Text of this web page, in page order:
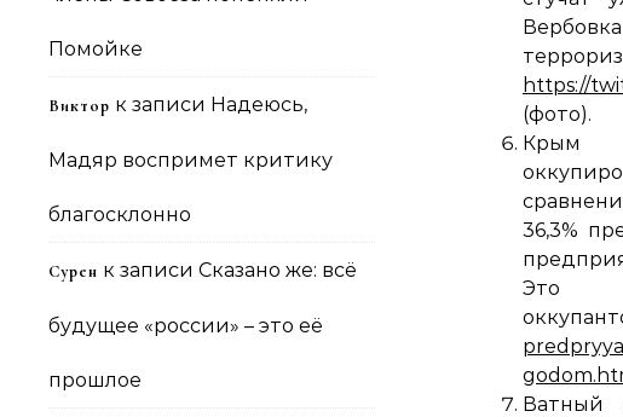
Помойке
Виктор к записи Надеюсь,
Мадяр воспримет критику
благосклонно
Сурен к записи Сказано же: всё
будущее «россии» – это её
прошлое
https://
(фото).
Крым
36,3%
Это
Ватный